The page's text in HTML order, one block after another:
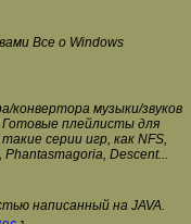
Все о Windows
конвертора музыки/звуков
плейлисты для
серии игр, как NFS,
Phantasmagoria, Descent...
написанный на JAVA.